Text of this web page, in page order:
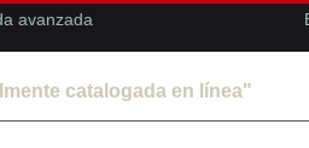
catalogada en línea"
avanzada